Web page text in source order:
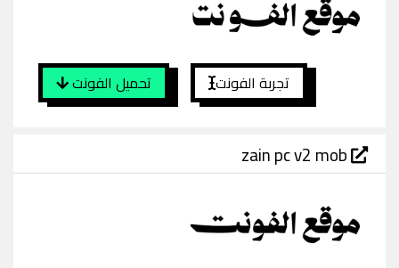
تحميل الفونت تجربة الفونت
zain pc v2 mob